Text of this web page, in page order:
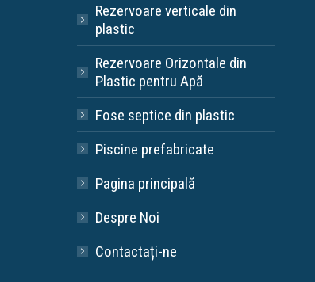
Rezervoare verticale din
plastic
Rezervoare Orizontale din
Plastic pentru Apă
Fose septice din plastic
Piscine prefabricate
Pagina principală
Despre Noi
Contactați-ne